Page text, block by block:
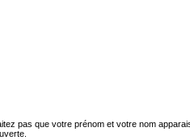
pas que votre prénom et votre nom